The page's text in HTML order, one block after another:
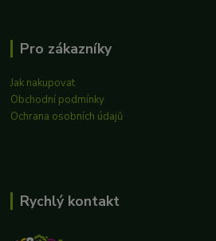
Pro zákazníky
Jak nakupovat
Obchodní podmínky
Ochrana osobních údajů
Rychlý kontakt